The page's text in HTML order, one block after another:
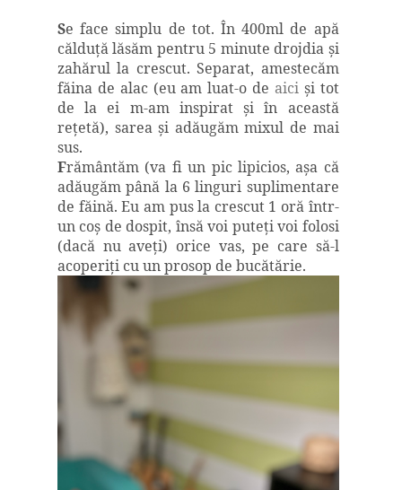
Se face simplu de tot.În 400ml de apă
călduţă lăsăm pentru 5 minute drojdia şi
zahărul la crescut. Separat, amestecăm
făina de alac (eu am luat-o de aicişi tot
de la ei m-am inspirat şi în această
reţetă), sarea şi adăugăm mixul de mai
sus.
Frământăm (va fi un pic lipicios, aşa că
adăugăm până la 6 linguri suplimentare
de făină. Eu am pus la crescut 1 oră într-
un coş de dospit, însă voi puteţi voi folosi
(dacă nu aveţi) orice vas, pe care să-l
acoperiţi cu un prosop de bucătărie.